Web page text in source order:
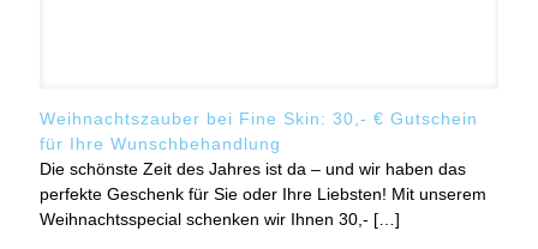
Weihnachtszauber bei Fine Skin: 30,- € Gutschein
für Ihre Wunschbehandlung
Die schönste Zeit des Jahres ist da – und wir haben das
perfekte Geschenk für Sie oder Ihre Liebsten! Mit unserem
Weihnachtsspecial schenken wir Ihnen 30,- […]